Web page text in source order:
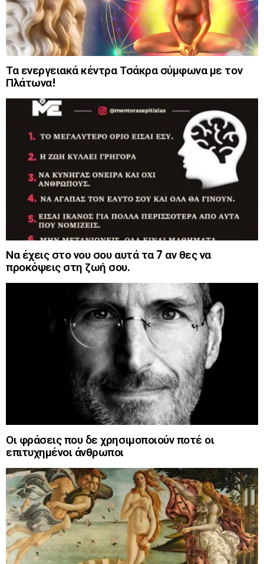
Τα ενεργειακά κέντρα Τσάκρα σύμφωνα με τον
Πλάτωνα!
Να έχεις στο νου σου αυτά τα 7 αν θες να
προκόψεις στη ζωή σου.
Οι φράσεις που δε χρησιμοποιούν ποτέ οι
επιτυχημένοι άνθρωποι